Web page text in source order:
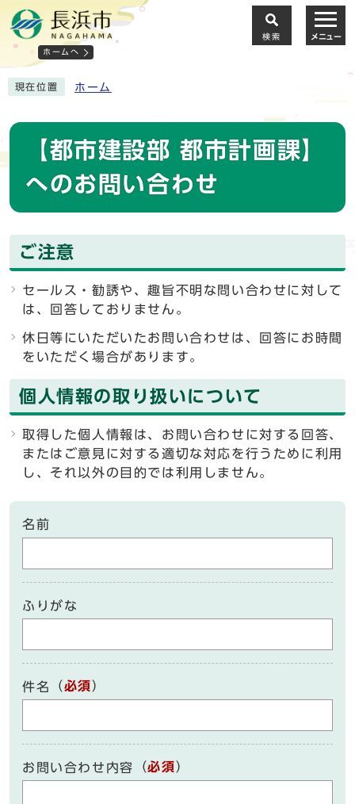
ホームへ
検索 メニュー
現在位置 ホーム
【都市建設部 都市計画課】
へのお問い合わせ
ご注意
セールス・勧誘や、趣旨不明な問い合わせに対して
は、回答しておりません。
休日等にいただいたお問い合わせは、回答にお時間
をいただく場合があります。
個人情報の取り扱いについて
取得した個人情報は、お問い合わせに対する回答、
またはご意見に対する適切な対応を行うために利用
し、それ以外の目的では利用しません。
名前
ふりがな
件名 （必須）
お問い合わせ内容 （必須）